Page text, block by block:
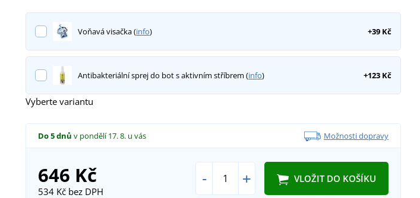
Voňavá visačka (info) +39 Kč
Antibakteriální sprej do bot s aktivním stříbrem (info) +123 Kč
Vyberte variantu
Do 5 dnů v pondělí 17. 8. u vás Možnosti dopravy
646 Kč
534 Kčbez DPH
- + VLOŽIT DO KOŠÍKU